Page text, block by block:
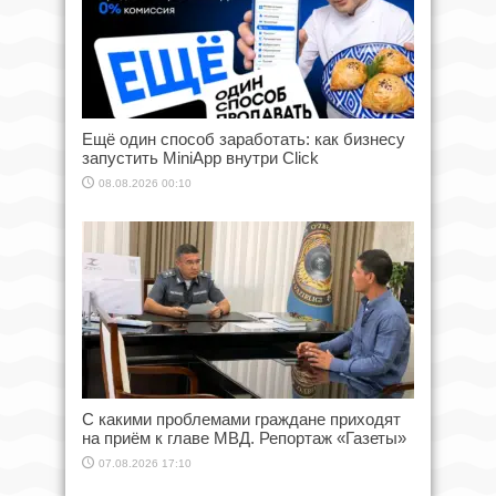
Ещё один способ заработать: как бизнесу
запустить MiniApp внутри Click
08.08.2026 00:10
С какими проблемами граждане приходят
на приём к главе МВД. Репортаж «Газеты»
07.08.2026 17:10